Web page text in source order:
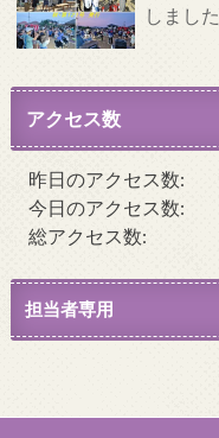
しました
アクセス数
昨日のアクセス数:
今日のアクセス数:
総アクセス数:
担当者専用